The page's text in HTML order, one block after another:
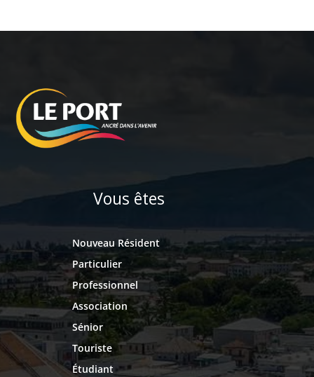
Vous êtes
Nouveau Résident
Particulier
Professionnel
Association
Sénior
Touriste
Étudiant